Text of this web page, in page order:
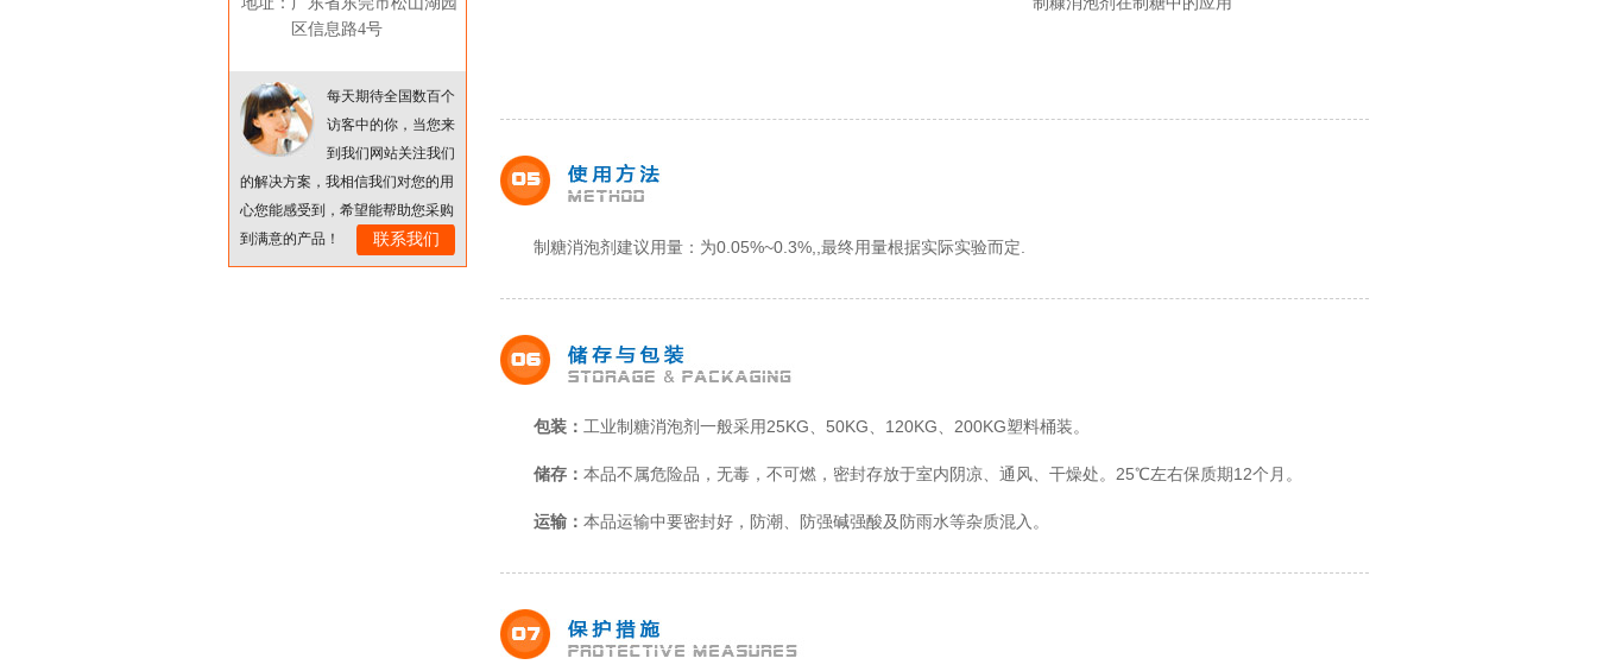
区信息路4号
每天期待全国数百个
访客中的你，当您来
到我们网站关注我们
的解决方案，我相信我们对您的用
心您能感受到，希望能帮助您采购
到满意的产品！
联系我们 制糖消泡剂建议用量：为0.05%~0.3%, ,最终用量根据实际实验而定.
包装： 工业制糖消泡剂一般采用25KG、50KG、120KG、200KG塑料桶装。
储存： 本品不属危险品，无毒，不可燃，密封存放于室内阴凉、通风、干燥处。25℃左右保质期12个月。
运输： 本品运输中要密封好，防潮、防强碱强酸及防雨水等杂质混入。